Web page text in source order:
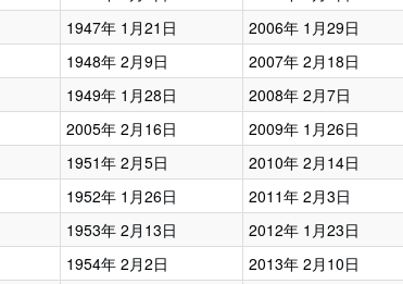
1947年 1月21日 2006年 1月29日
1948年 2月9日 2007年 2月18日
1949年 1月28日 2008年 2月7日
2005年 2月16日 2009年 1月26日
1951年 2月5日 2010年 2月14日
1952年 1月26日 2011年 2月3日
1953年 2月13日 2012年 1月23日
1954年 2月2日 2013年 2月10日